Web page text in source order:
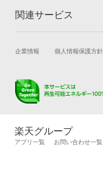
トップ
コーティングとは
よくある質問
関連サービス
試乗・商談
キズ修理予約
メンテナンス管理
タイヤ交換サービス
自動車カタログ
企業情報 個人情報保護方針
楽天グループ
アプリ一覧 お問い合わせ一覧